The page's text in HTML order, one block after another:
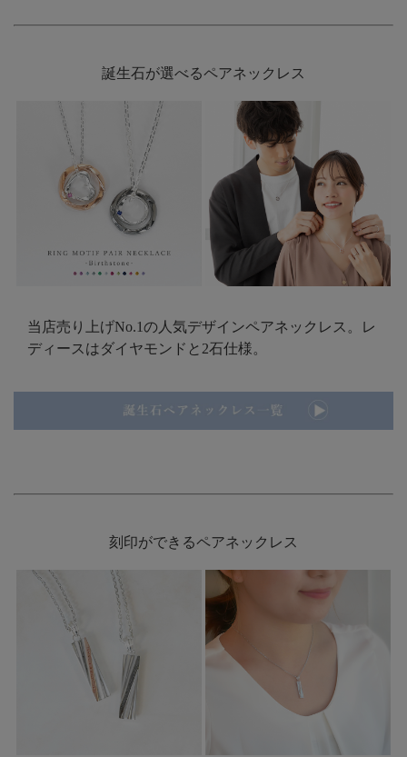
誕生石が選べるペアネックレス
当店売り上げNo.1の人気デザインペアネックレス。レ
ディースはダイヤモンドと2石仕様。
刻印ができるペアネックレス